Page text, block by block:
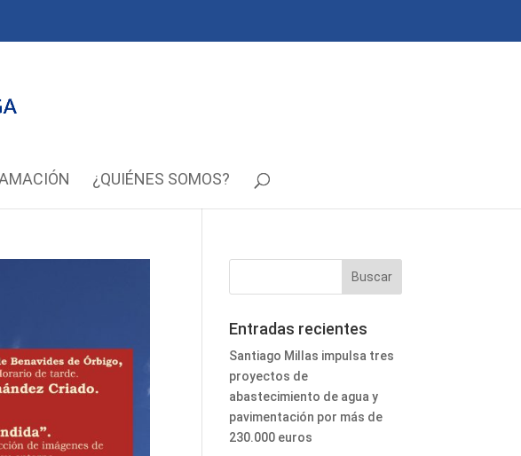
¿QUIÉNES SOMOS?
Entradas recientes
Santiago Millas impulsa tres
proyectos de
abastecimiento de agua y
pavimentación por más de
230.000 euros